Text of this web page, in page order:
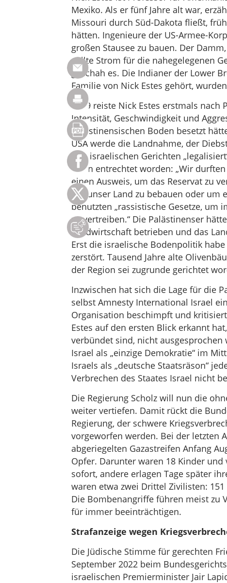
Mexiko. Als er fünf Jahre alt war,
Missouri durch Süd-Dakota fließt,
hätten. Ingenieure der US-Armee-
großen Stausee zu bauen. Der
sollte Strom für die nahegelegenen
geschah es. Die Indianer der Lower
Familie von Nick Estes gehört,
2019 reiste Nick Estes erstmals nach
Intensität, Geschwindigkeit und
palästinensischen Boden besetzt
USA werde die Landnahme, der
und israelischen Gerichten
seien entrechtet worden: „Wir
einen Ausweis, um das Reservat zu
um unser Land zu bebauen oder um
benutzten „rassistische Gesetze, um
zu vertreiben.“ Die Palästinenser
Landwirtschaft betrieben und das
Erst die israelische Bodenpolitik
zerstört. Tausend Jahre alte
der Region sei zugrunde gerichtet
Inzwischen hat sich die Lage für die
selbst Amnesty International Israel
Organisation beschimpft und
Estes auf den ersten Blick erkannt
verbündet sind, nicht
Israel als „einzige Demokratie“ im
Israels als „deutsche Staatsräson“
Verbrechen des Staates Israel nicht
Die Regierung Scholz will nun die
weiter vertiefen. Damit rückt die
Regierung, der schwere
vorgeworfen werden. Bei der letzten
abgeriegelten Gazastreifen Anfang
Opfer. Darunter waren 18 Kinder
sofort, andere erlagen Tage später
waren etwa zwei Drittel Zivilisten:
Die Bombenangriffe führen meist zu
für immer beeinträchtigen.
Strafanzeige wegen
Die Jüdische Stimme für gerechten
September 2022 beim
israelischen Premierminister Jair